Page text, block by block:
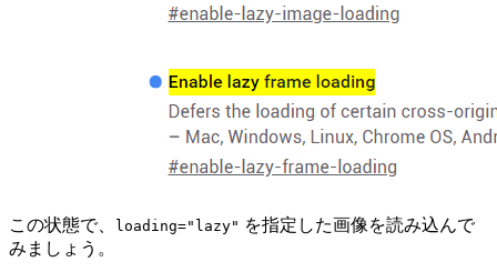
この状態で、 loading="lazy" を指定した画像を読み込んで
みましょう。